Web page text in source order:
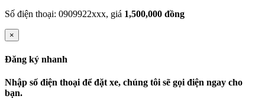
Số điện thoại: 0909922xxx, giá 1,500,000 đồng
×
Đăng ký nhanh
Nhập số điện thoại để đặt xe, chúng tôi sẽ gọi điện ngay cho
bạn.